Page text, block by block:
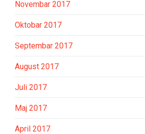
Novembar 2017
Oktobar 2017
Septembar 2017
August 2017
Juli 2017
Maj 2017
April 2017